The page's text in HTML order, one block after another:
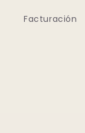
Facturación